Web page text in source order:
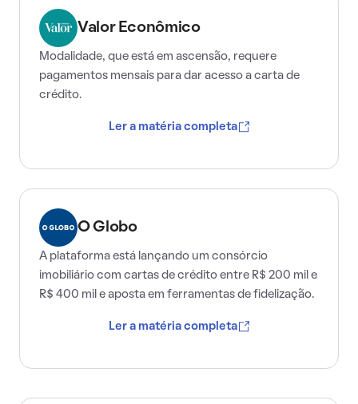
Valor Econômico
Modalidade, que está em ascensão, requere
pagamentos mensais para dar acesso a carta de
crédito.
Ler a matéria completa
O Globo
A plataforma está lançando um consórcio
imobiliário com cartas de crédito entre R$ 200 mil e
R$ 400 mil e aposta em ferramentas de fidelização.
Ler a matéria completa